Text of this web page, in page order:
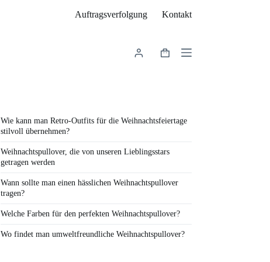
Auftragsverfolgung Kontakt
Warenkorb
Wie kann man Retro-Outfits für die Weihnachtsfeiertage
stilvoll übernehmen?
Weihnachtspullover, die von unseren Lieblingsstars
getragen werden
Wann sollte man einen hässlichen Weihnachtspullover
tragen?
Welche Farben für den perfekten Weihnachtspullover?
Wo findet man umweltfreundliche Weihnachtspullover?